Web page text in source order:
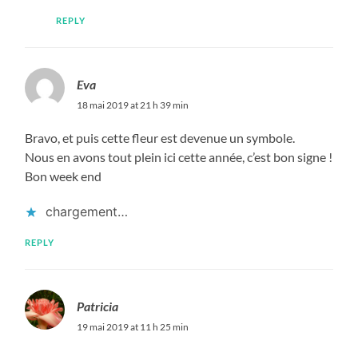
REPLY
Eva
18 mai 2019 at 21 h 39 min
Bravo, et puis cette fleur est devenue un symbole.
Nous en avons tout plein ici cette année, c’est bon signe !
Bon week end
chargement…
REPLY
Patricia
19 mai 2019 at 11 h 25 min